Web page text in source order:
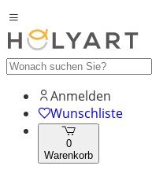
Anmelden
Wunschliste
0
Warenkorb